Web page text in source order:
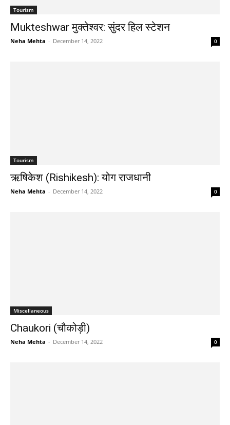
Tourism
Mukteshwar मुक्तेश्वर: सुंदर हिल स्टेशन
Neha Mehta - December 14, 2022 0
Tourism
ऋषिकेश (Rishikesh): योग राजधानी
Neha Mehta - December 14, 2022 0
Miscellaneous
Chaukori (चौकोड़ी)
Neha Mehta - December 14, 2022 0